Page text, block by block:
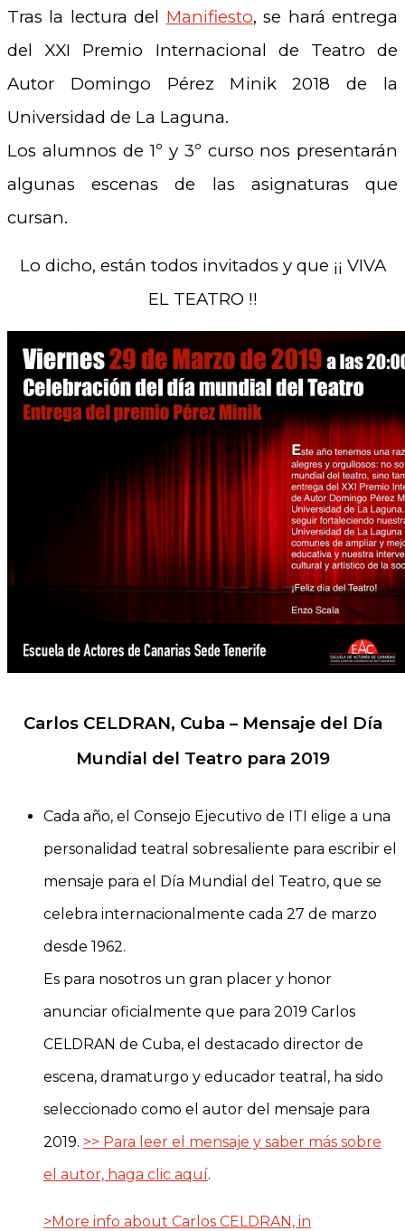
Tras la lectura del Manifiesto, se hará entrega
del XXI Premio Internacional de Teatro de
Autor Domingo Pérez Minik 2018 de la
Universidad de La Laguna.
Los alumnos de 1º y 3º curso nos presentarán
algunas escenas de las asignaturas que
cursan.
Lo dicho, están todos invitados y que ¡¡ VIVA
EL TEATRO !!
Carlos CELDRAN, Cuba – Mensaje del Día
Mundial del Teatro para 2019
Cada año, el Consejo Ejecutivo de ITI elige a una
personalidad teatral sobresaliente para escribir el
mensaje para el Día Mundial del Teatro, que se
celebra internacionalmente cada 27 de marzo
desde 1962.
Es para nosotros un gran placer y honor
anunciar oficialmente que para 2019 Carlos
CELDRAN de Cuba, el destacado director de
escena, dramaturgo y educador teatral, ha sido
seleccionado como el autor del mensaje para
2019. >> Para leer el mensaje y saber más sobre
el autor, haga clic aquí.
>More info about Carlos CELDRAN, in